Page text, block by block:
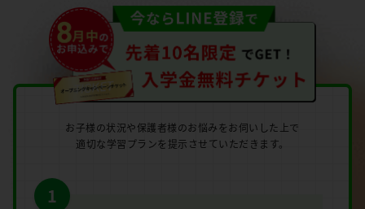
お子様の状況や保護者様のお悩みをお伺いした上で
適切な学習プランを提示させていただきます。
1